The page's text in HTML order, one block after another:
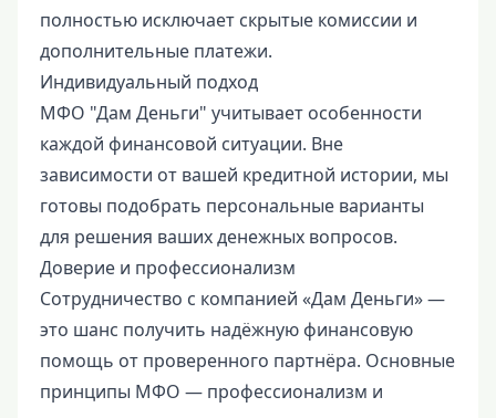
полностью исключает скрытые комиссии и
дополнительные платежи.
Индивидуальный подход
МФО "Дам Деньги" учитывает особенности
каждой финансовой ситуации. Вне
зависимости от вашей кредитной истории, мы
готовы подобрать персональные варианты
для решения ваших денежных вопросов.
Доверие и профессионализм
Сотрудничество с компанией «Дам Деньги» —
это шанс получить надёжную финансовую
помощь от проверенного партнёра. Основные
принципы МФО — профессионализм и